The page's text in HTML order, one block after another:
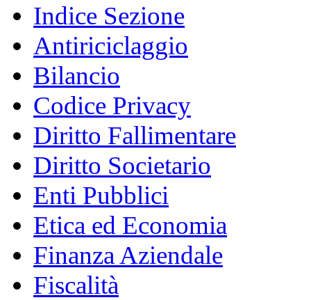
Indice Sezione
Antiriciclaggio
Bilancio
Codice Privacy
Diritto Fallimentare
Diritto Societario
Enti Pubblici
Etica ed Economia
Finanza Aziendale
Fiscalità